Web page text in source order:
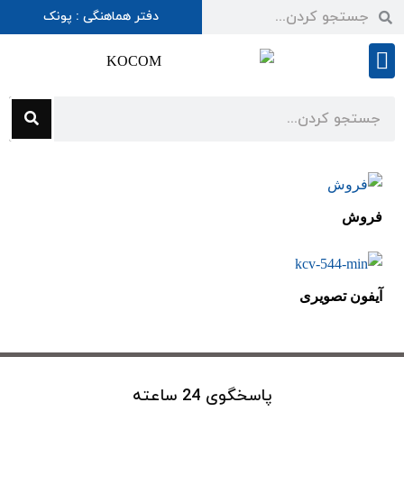
دفتر هماهنگی : پونک
فروش
آیفون تصویری
پاسخگوی 24 ساعته